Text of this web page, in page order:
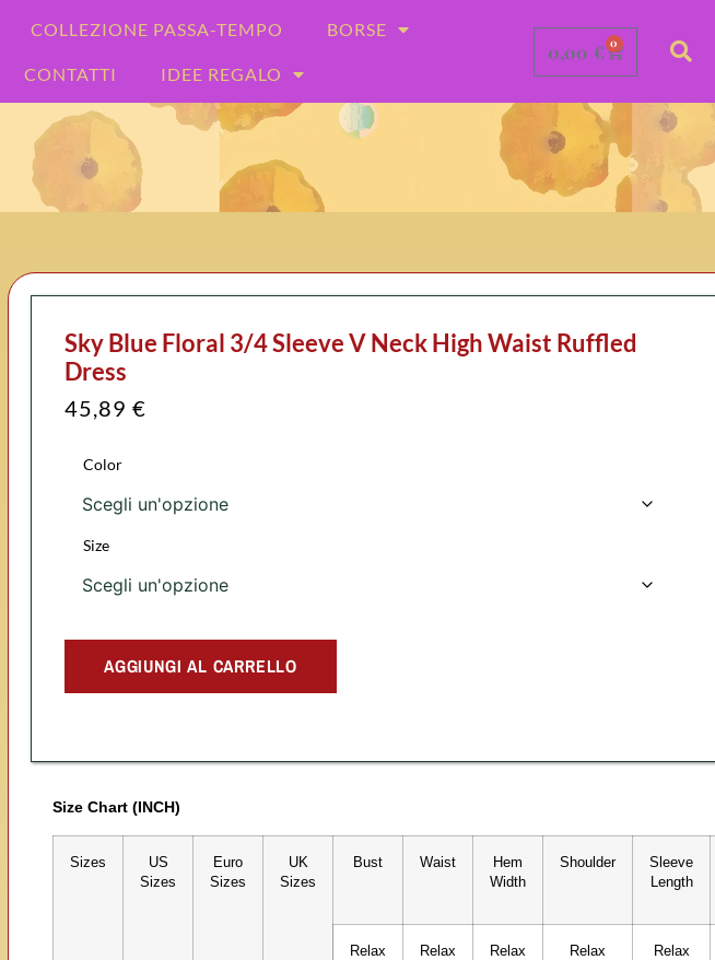
COLLEZIONE PASSA-TEMPO BORSE
CONTATTI IDEE REGALO
0,00 € 0
Sky Blue Floral 3/4 Sleeve V Neck High Waist Ruffled
Dress
45,89 €
Color
Size
AGGIUNGI AL CARRELLO
Size Chart (INCH)
Sizes
US
Sizes
Euro
Sizes
UK
Sizes
Bust Waist
Hem
Width
Shoulder
Sleeve
Length
Relax Relax Relax Relax Relax